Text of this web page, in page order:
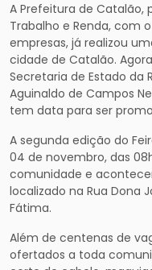
A Prefeitura de Catalão,
Trabalho e Renda, com
empresas, já realizou
cidade de Catalão.
Secretaria de Estado da
Aguinaldo de Campos
tem data para ser
A segunda edição do
04 de novembro, das
comunidade e
localizado na Rua Dona
Fátima.
Além de centenas de
ofertados a toda